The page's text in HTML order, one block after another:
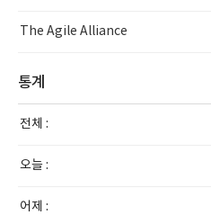
The Agile Alliance
통계
전체 :
오늘 :
어제 :